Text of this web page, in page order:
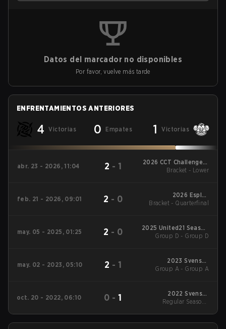
Datos del marcador no disponibles
Por favor, vuelve más tarde
ENFRENTAMIENTOS ANTERIORES
4 Victorias 0 Empates 1 Victorias
abr. 23 - 2026, 11:04 2 - 1
2026 CCT Challengers
Europe Series 1
Bracket - Lower
feb. 21 - 2026, 09:01 2 - 0
2026 Esplay
De_Airport Masters
Bracket - Quarterfinal
may. 05 - 2025, 01:25 2 - 0
2025 United21 Season
31
Group D - Group D
may. 02 - 2023, 05:10 2 - 1
2023 Svenska
Elitserien Spring :
Group A - Group A
oct. 20 - 2022, 06:10 0 -1
2022 Svenska
Elitserien Fall
Regular Season -